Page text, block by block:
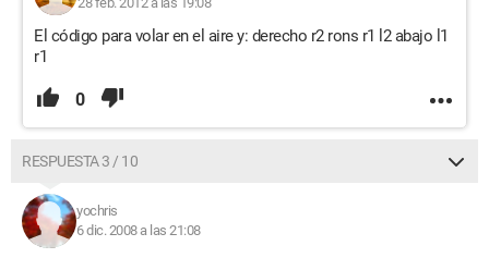
El código para volar en el aire y: derecho r2 rons r1 l2 abajo l1
r1
0
RESPUESTA 3 / 10
yochris
6 dic. 2008 a las 21:08